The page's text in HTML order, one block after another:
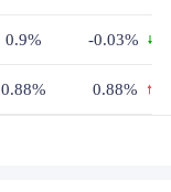
0.9% -0.03%
0.88% 0.88%